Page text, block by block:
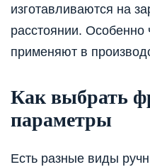
изготавливаются на
расстоянии. Особенно
применяют в
Как выбрать
параметры
Есть разные виды